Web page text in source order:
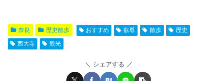
奈良 歴史散歩 おすすめ 叡尊 散歩
歴史
西大寺
観光
シェアする